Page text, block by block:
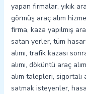
yapan firmalar, yıkık
görmüş araç alım
firma, kaza yapılmış
satan yerler, tüm hasar
alımı, trafik kazası
alımı, döküntü araç
alım talepleri, sigortalı
satmak isteyenler,